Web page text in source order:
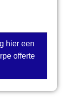
hier een
offerte